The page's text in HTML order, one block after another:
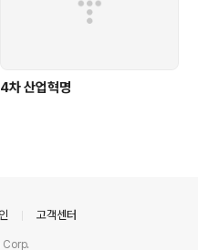
4차 산업혁명
고객센터